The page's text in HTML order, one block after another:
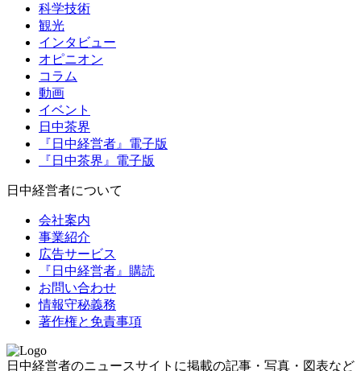
科学技術
観光
インタビュー
オピニオン
コラム
動画
イベント
日中茶界
『日中経営者』電子版
『日中茶界』電子版
日中経営者について
会社案内
事業紹介
広告サービス
『日中経営者』購読
お問い合わせ
情報守秘義務
著作権と免責事項
日中経営者のニュースサイトに掲載の記事・写真・図表など